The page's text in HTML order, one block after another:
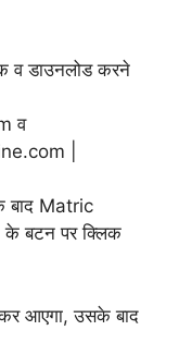
व डाउनलोड करने
व
|
बाद Matric
बटन पर क्लिक
आएगा, उसके बाद